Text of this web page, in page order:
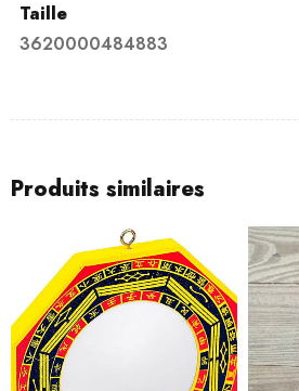
Taille
3620000484883
Produits similaires